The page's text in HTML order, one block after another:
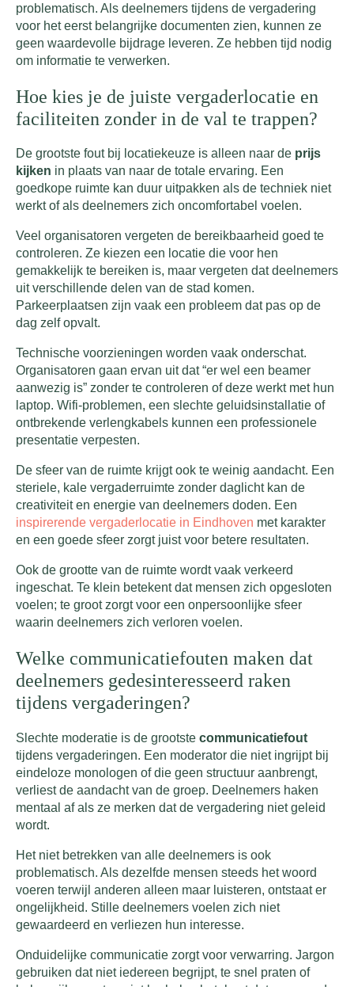
problematisch. Als deelnemers tijdens de vergadering
voor het eerst belangrijke documenten zien, kunnen ze
geen waardevolle bijdrage leveren. Ze hebben tijd nodig
om informatie te verwerken.
Hoe kies je de juiste vergaderlocatie en
faciliteiten zonder in de val te trappen?
De grootste fout bij locatiekeuze is alleen naar de prijs
kijken in plaats van naar de totale ervaring. Een
goedkope ruimte kan duur uitpakken als de techniek niet
werkt of als deelnemers zich oncomfortabel voelen.
Veel organisatoren vergeten de bereikbaarheid goed te
controleren. Ze kiezen een locatie die voor hen
gemakkelijk te bereiken is, maar vergeten dat deelnemers
uit verschillende delen van de stad komen.
Parkeerplaatsen zijn vaak een probleem dat pas op de
dag zelf opvalt.
Technische voorzieningen worden vaak onderschat.
Organisatoren gaan ervan uit dat “er wel een beamer
aanwezig is” zonder te controleren of deze werkt met hun
laptop. Wifi-problemen, een slechte geluidsinstallatie of
ontbrekende verlengkabels kunnen een professionele
presentatie verpesten.
De sfeer van de ruimte krijgt ook te weinig aandacht. Een
steriele, kale vergaderruimte zonder daglicht kan de
creativiteit en energie van deelnemers doden. Een
inspirerende vergaderlocatie in Eindhoven met karakter
en een goede sfeer zorgt juist voor betere resultaten.
Ook de grootte van de ruimte wordt vaak verkeerd
ingeschat. Te klein betekent dat mensen zich opgesloten
voelen; te groot zorgt voor een onpersoonlijke sfeer
waarin deelnemers zich verloren voelen.
Welke communicatiefouten maken dat
deelnemers gedesinteresseerd raken
tijdens vergaderingen?
Slechte moderatie is de grootste communicatiefout
tijdens vergaderingen. Een moderator die niet ingrijpt bij
eindeloze monologen of die geen structuur aanbrengt,
verliest de aandacht van de groep. Deelnemers haken
mentaal af als ze merken dat de vergadering niet geleid
wordt.
Het niet betrekken van alle deelnemers is ook
problematisch. Als dezelfde mensen steeds het woord
voeren terwijl anderen alleen maar luisteren, ontstaat er
ongelijkheid. Stille deelnemers voelen zich niet
gewaardeerd en verliezen hun interesse.
Onduidelijke communicatie zorgt voor verwarring. Jargon
gebruiken dat niet iedereen begrijpt, te snel praten of